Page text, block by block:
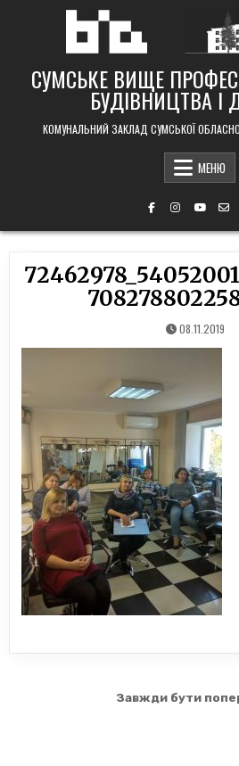
СУМСЬКЕ ВИЩЕ
БУДІВНИЦТВА І
КОМУНАЛЬНИЙ ЗАКЛАД СУМСЬКОЇ
МЕНЮ
08.11.2019
НавігаціяЗавжди бути